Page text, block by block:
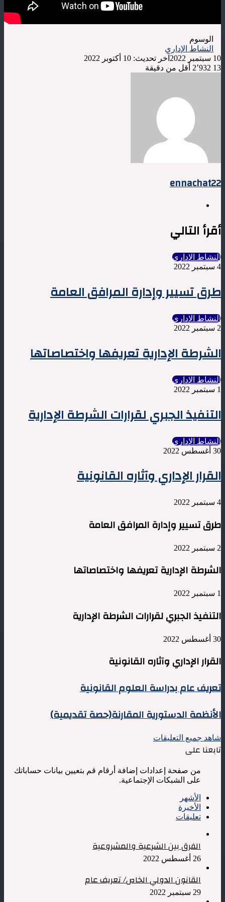
الوسوم
النشاط الإداري
10 سبتمبر 2022
آخر تحديث: 10 أكتوبر 2022
13
أقل من دقيقة
ennachat22
أقرأ التالي
النشاط الإداري
4 سبتمبر 2022
طرق تسيير وإدارة المرافق العامة
النشاط الإداري
2 سبتمبر 2022
الشرطة الإدارية تعريفها واختصاصاتها
النشاط الإداري
1 سبتمبر 2022
التنفيذ الجبري لقرارات الشرطة الإدارية
النشاط الإداري
30 أغسطس 2022
القرار الإداري وآثاره القانونية
4 سبتمبر 2022
طرق تسيير وإدارة المرافق العامة
2 سبتمبر 2022
الشرطة الإدارية تعريفها واختصاصاتها
1 سبتمبر 2022
التنفيذ الجبري لقرارات الشرطة الإدارية
30 أغسطس 2022
القرار الإداري وآثاره القانونية
تعريف
عام
العلوم
تعريف عام بدراسة العلوم القانونية
الأنظمة
الدستورية
تقديمية)
الأنظمة الدستورية المقارنة(حصة تقديمية)
شاهد جميع التعليقات
تابعنا على
من صفحة إعدادات إضافة أرقام قم بتعيين بيانات حساباتك
على الشبكات الإجتماعية.
الأشهر
الأخيرة
تعليقات
الفرق بين الشرعية والمشروعية
26 أغسطس 2022
القانون الدولي الخاص/ تعريف عام
29 سبتمبر 2022